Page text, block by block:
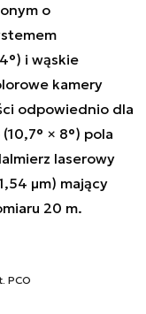
o
i wąskie
kamery
odpowiednio dla
× 8°) pola
laserowy
μm) mający
20 m.
PCO